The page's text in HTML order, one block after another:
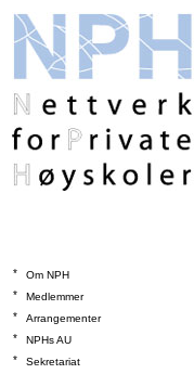
*
Om NPH
*
Medlemmer
*
Arrangementer
*
NPHs AU
*
Sekretariat